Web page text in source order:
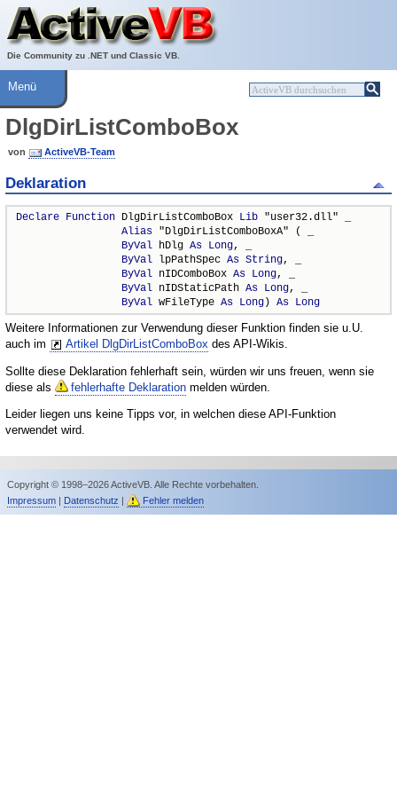
Die Community zu .NET und Classic VB.
Über ActiveVB
Hilfe
Menü
DlgDirListComboBox
von ActiveVB-Team
Deklaration
Declare Function DlgDirListComboBox Lib "user32.dll" _
Alias "DlgDirListComboBoxA" ( _
ByVal hDlg As Long, _
ByVal lpPathSpec As String, _
ByVal nIDComboBox As Long, _
ByVal nIDStaticPath As Long, _
ByVal wFileType As Long) As Long
Weitere Informationen zur Verwendung dieser Funktion finden sie u.U.
auch im
Artikel DlgDirListComboBox des API-Wikis.
Sollte diese Deklaration fehlerhaft sein, würden wir uns freuen, wenn sie
diese als
fehlerhafte Deklaration melden würden.
Leider liegen uns keine Tipps vor, in welchen diese API-Funktion
verwendet wird.
Copyright © 1998–2026 ActiveVB. Alle Rechte vorbehalten.
Impressum| Datenschutz | Fehler melden